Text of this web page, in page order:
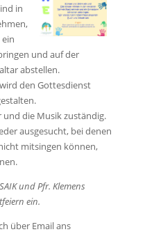
in
und auf der
abstellen.
den Gottesdienst
und die Musik zuständig.
ausgesucht, bei denen
mitsingen können,
und Pfr. Klemens
ein.
über Email ans